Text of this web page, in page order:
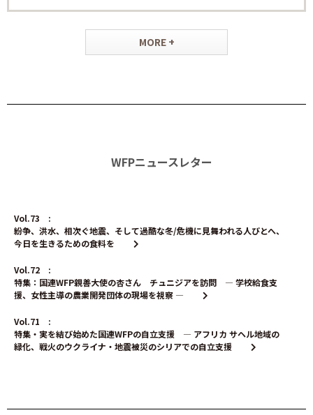
MORE +
WFPニュースレター
Vol.73 :
紛争、洪水、相次ぐ地震、そして過酷な冬/危機に見舞われる人びとへ、
今日を生きるための食料を
Vol.72 :
特集：国連WFP親善大使の杏さん チュニジアを訪問 ― 学校給食支
援、女性主導の農業開発団体の現場を視察 ―
Vol.71 :
特集・実を結び始めた国連WFPの自立支援 ― アフリカ サヘル地域の
緑化、戦火のウクライナ・地震被災のシリアでの自立支援